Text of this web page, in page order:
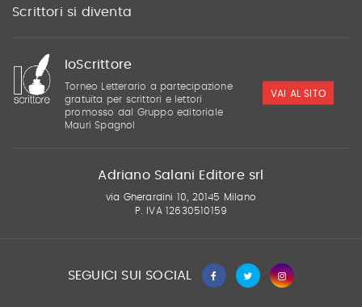
Scrittori si diventa
IoScrittore
Torneo Letterario a partecipazione
gratuita per scrittori e lettori
promosso dal Gruppo editoriale
Mauri Spagnol
VAI AL SITO
Adriano Salani Editore srl
via Gherardini 10, 20145 Milano
P. IVA 12630510159
SEGUICI SUI SOCIAL